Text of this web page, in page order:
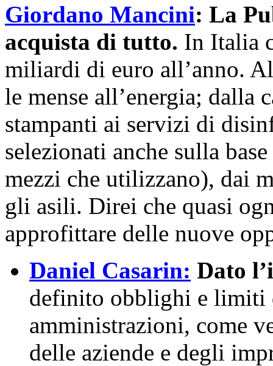
Giordano Mancini: La
acquista di tutto. In Italia
miliardi di euro all’anno.
le mense all’energia; dalla
stampanti ai servizi di
selezionati anche sulla
mezzi che utilizzano), dai
gli asili. Direi che quasi
approfittare delle nuove
Daniel Casarin: Dato
definito obblighi e limiti
amministrazioni, come
delle aziende e degli